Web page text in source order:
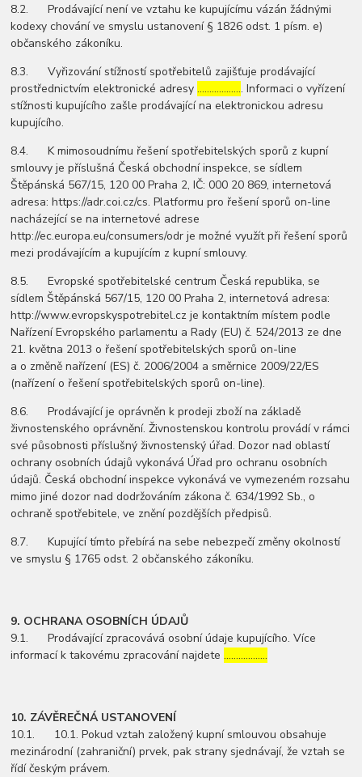
8.2. Prodávající není ve vztahu ke kupujícímu vázán žádnými
kodexy chování ve smyslu ustanovení § 1826 odst. 1 písm. e)
občanského zákoníku.
8.3. Vyřizování stížností spotřebitelů zajišťuje prodávající
prostřednictvím elektronické adresy………………. Informaci o vyřízení
stížnosti kupujícího zašle prodávající na elektronickou adresu
kupujícího.
8.4. K mimosoudnímu řešení spotřebitelských sporů z kupní
smlouvy je příslušná Česká obchodní inspekce, se sídlem
Štěpánská 567/15, 120 00 Praha 2, IČ: 000 20 869, internetová
adresa: https://adr.coi.cz/cs. Platformu pro řešení sporů on-line
nacházející se na internetové adrese
http://ec.europa.eu/consumers/odr je možné využít při řešení sporů
mezi prodávajícím a kupujícím z kupní smlouvy.
8.5. Evropské spotřebitelské centrum Česká republika, se
sídlem Štěpánská 567/15, 120 00 Praha 2, internetová adresa:
http://www.evropskyspotrebitel.cz je kontaktním místem podle
Nařízení Evropského parlamentu a Rady (EU) č. 524/2013 ze dne
21. května 2013 o řešení spotřebitelských sporů on-line
a o změně nařízení (ES) č. 2006/2004 a směrnice 2009/22/ES
(nařízení o řešení spotřebitelských sporů on-line).
8.6. Prodávající je oprávněn k prodeji zboží na základě
živnostenského oprávnění. Živnostenskou kontrolu provádí v rámci
své působnosti příslušný živnostenský úřad. Dozor nad oblastí
ochrany osobních údajů vykonává Úřad pro ochranu osobních
údajů. Česká obchodní inspekce vykonává ve vymezeném rozsahu
mimo jiné dozor nad dodržováním zákona č. 634/1992 Sb., o
ochraně spotřebitele, ve znění pozdějších předpisů.
8.7. Kupující tímto přebírá na sebe nebezpečí změny okolností
ve smyslu § 1765 odst. 2 občanského zákoníku.
9. OCHRANA OSOBNÍCH ÚDAJŮ
9.1. Prodávající zpracovává osobní údaje kupujícího. Více
informací k takovému zpracování najdete………………
10. ZÁVĚREČNÁ USTANOVENÍ
10.1. 10.1. Pokud vztah založený kupní smlouvou obsahuje
mezinárodní (zahraniční) prvek, pak strany sjednávají, že vztah se
řídí českým právem.